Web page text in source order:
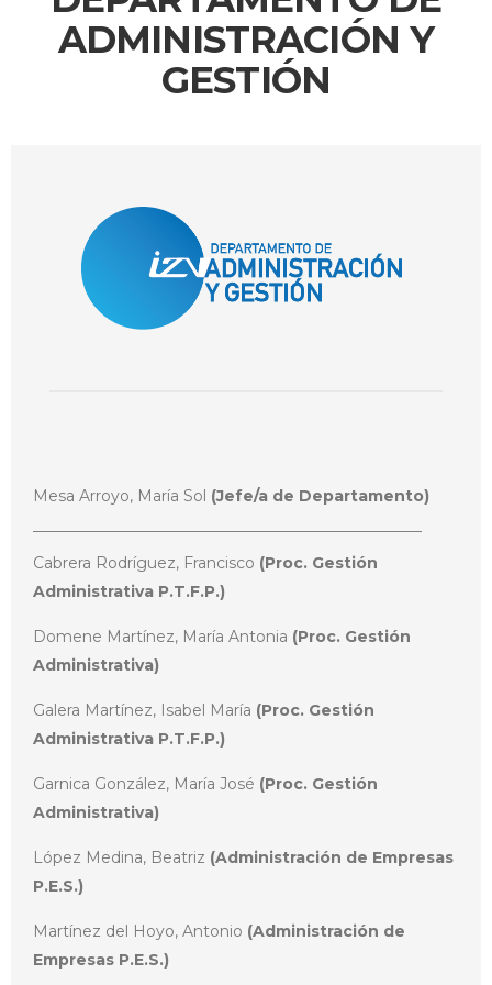
ADMINISTRACIÓN Y
GESTIÓN
Mesa Arroyo, María Sol (Jefe/a de Departamento)
Cabrera Rodríguez, Francisco (Proc. Gestión
Administrativa P.T.F.P.)
Domene Martínez, María Antonia (Proc. Gestión
Administrativa)
Galera Martínez, Isabel María (Proc. Gestión
Administrativa P.T.F.P.)
Garnica González, María José (Proc. Gestión
Administrativa)
López Medina, Beatriz (Administración de Empresas
P.E.S.)
Martínez del Hoyo, Antonio (Administración de
Empresas P.E.S.)